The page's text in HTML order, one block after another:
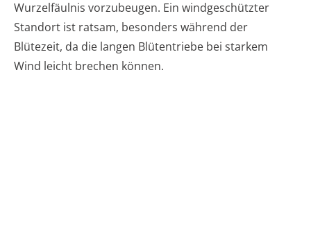
Wurzelfäulnis vorzubeugen. Ein windgeschützter
Standort ist ratsam, besonders während der
Blütezeit, da die langen Blütentriebe bei starkem
Wind leicht brechen können.